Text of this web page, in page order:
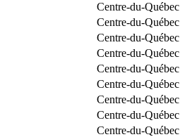
Centre-du-Québec
Centre-du-Québec
Centre-du-Québec
Centre-du-Québec
Centre-du-Québec
Centre-du-Québec
Centre-du-Québec
Centre-du-Québec
Centre-du-Québec